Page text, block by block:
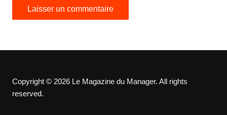
Copyright © 2026 Le Magazine du Manager. All rights
reserved.